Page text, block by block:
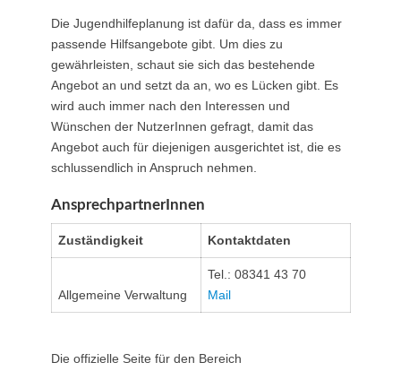
Die Jugendhilfeplanung ist dafür da, dass es immer
passende Hilfsangebote gibt. Um dies zu
gewährleisten, schaut sie sich das bestehende
Angebot an und setzt da an, wo es Lücken gibt. Es
wird auch immer nach den Interessen und
Wünschen der NutzerInnen gefragt, damit das
Angebot auch für diejenigen ausgerichtet ist, die es
schlussendlich in Anspruch nehmen.
AnsprechpartnerInnen
Zuständigkeit Kontaktdaten
Allgemeine Verwaltung
Tel.: 08341 43 70
Mail
Die offizielle Seite für den Bereich